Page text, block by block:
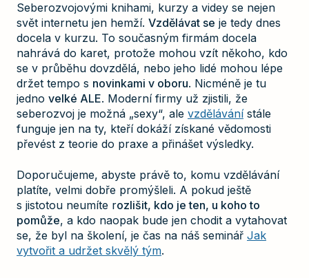
Seberozvojovými knihami, kurzy a videy se nejen
svět internetu jen hemží. Vzdělávat se je tedy dnes
docela v kurzu. To současným firmám docela
nahrává do karet, protože mohou vzít někoho, kdo
se v průběhu dovzdělá, nebo jeho lidé mohou lépe
držet tempo s novinkami v oboru. Nicméně je tu
jedno velké ALE. Moderní firmy už zjistili, že
seberozvoj je možná „sexy“, ale vzdělávánístále
funguje jen na ty, kteří dokáží získané vědomosti
převést z teorie do praxe a přinášet výsledky.
Doporučujeme, abyste právě to, komu vzdělávání
platíte, velmi dobře promýšleli. A pokud ještě
s jistotou neumíte rozlišit, kdo je ten, u koho to
pomůže, a kdo naopak bude jen chodit a vytahovat
se, že byl na školení, je čas na náš seminář Jak
vytvořit a udržet skvělý tým.